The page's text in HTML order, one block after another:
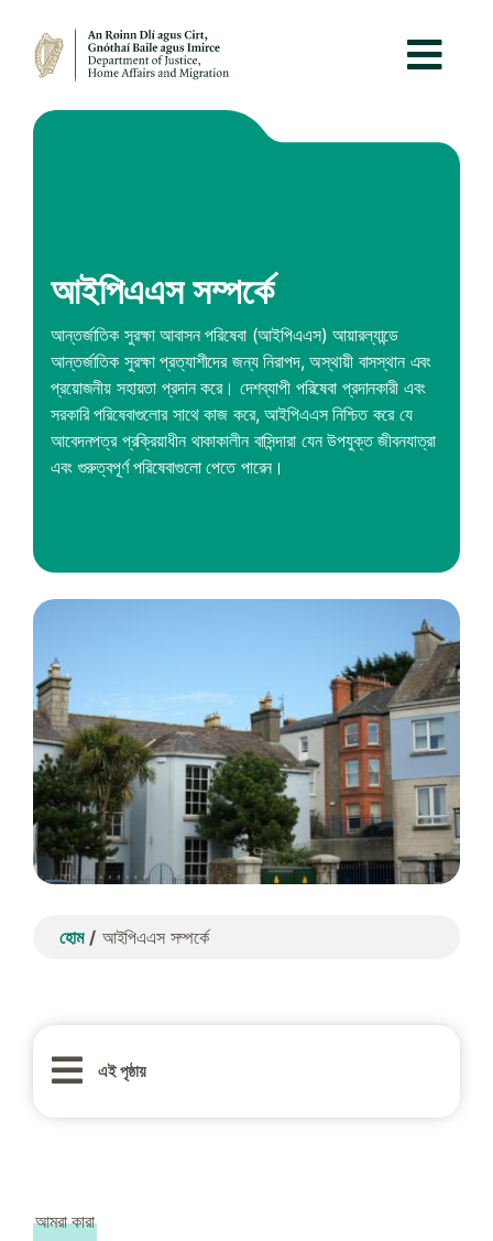
আইপিএএস সম্পর্কে
আন্তর্জাতিক সুরক্ষা আবাসন পরিষেবা (আইপিএএস) আয়ারল্যান্ডে
আন্তর্জাতিক সুরক্ষা প্রত্যাশীদের জন্য নিরাপদ, অস্থায়ী বাসস্থান এবং
প্রয়োজনীয় সহায়তা প্রদান করে। দেশব্যাপী পরিষেবা প্রদানকারী এবং
সরকারি পরিষেবাগুলোর সাথে কাজ করে, আইপিএএস নিশ্চিত করে যে
আবেদনপত্র প্রক্রিয়াধীন থাকাকালীন বাসিন্দারা যেন উপযুক্ত জীবনযাত্রা
এবং গুরুত্বপূর্ণ পরিষেবাগুলো পেতে পারেন।
হোম আইপিএএস সম্পর্কে
এই পৃষ্ঠায়
আমরা কারা